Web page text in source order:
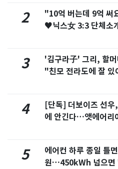
2
"10억 버는데 9억
♥닉스女 3:3 단체소
3
'김구라子' 그리, 할머
"친모 전라도에 잘
4
[단독] 더보이즈 선우
에 안긴다…앳에어리
5
에어컨 하루 종일 틀
원…450kWh 넘으면